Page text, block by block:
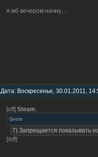
я мб вечером начну…
Дата: Воскресенье, 30.01.2011,
[off] Steam,
Quote
7) Запрещается показывать
[/off]